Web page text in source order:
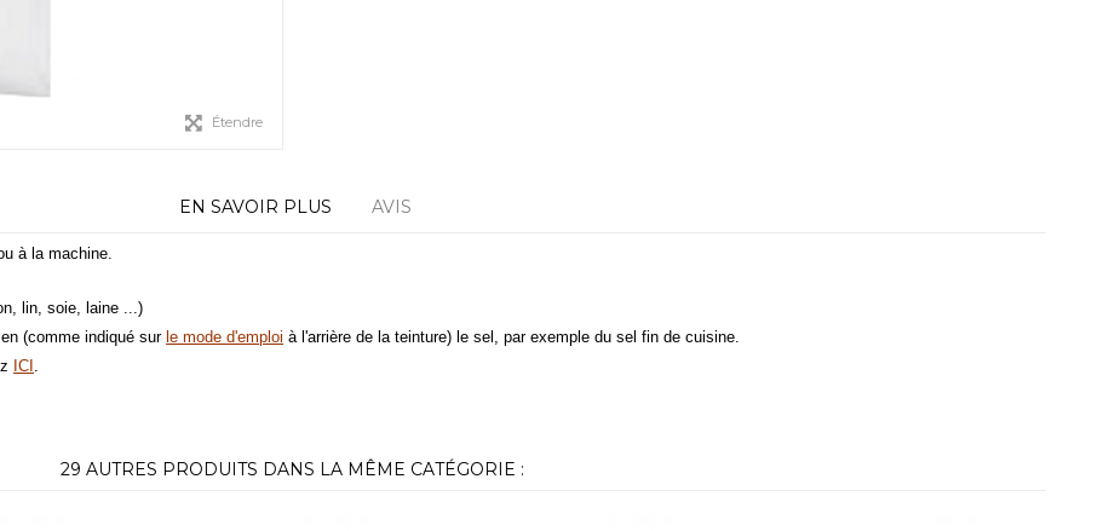
Étendre
EN SAVOIR PLUS AVIS
à la machine.
lin, soie, laine ...)
(comme indiqué sur le mode d'emploi à l'arrière de la teinture) le sel, par exemple du sel fin de cuisine.
ICI .
29 AUTRES PRODUITS DANS LA MÊME CATÉGORIE :